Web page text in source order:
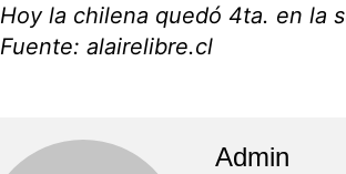
Hoy la chilena quedó 4ta. en la
Fuente: alairelibre.cl
Admin